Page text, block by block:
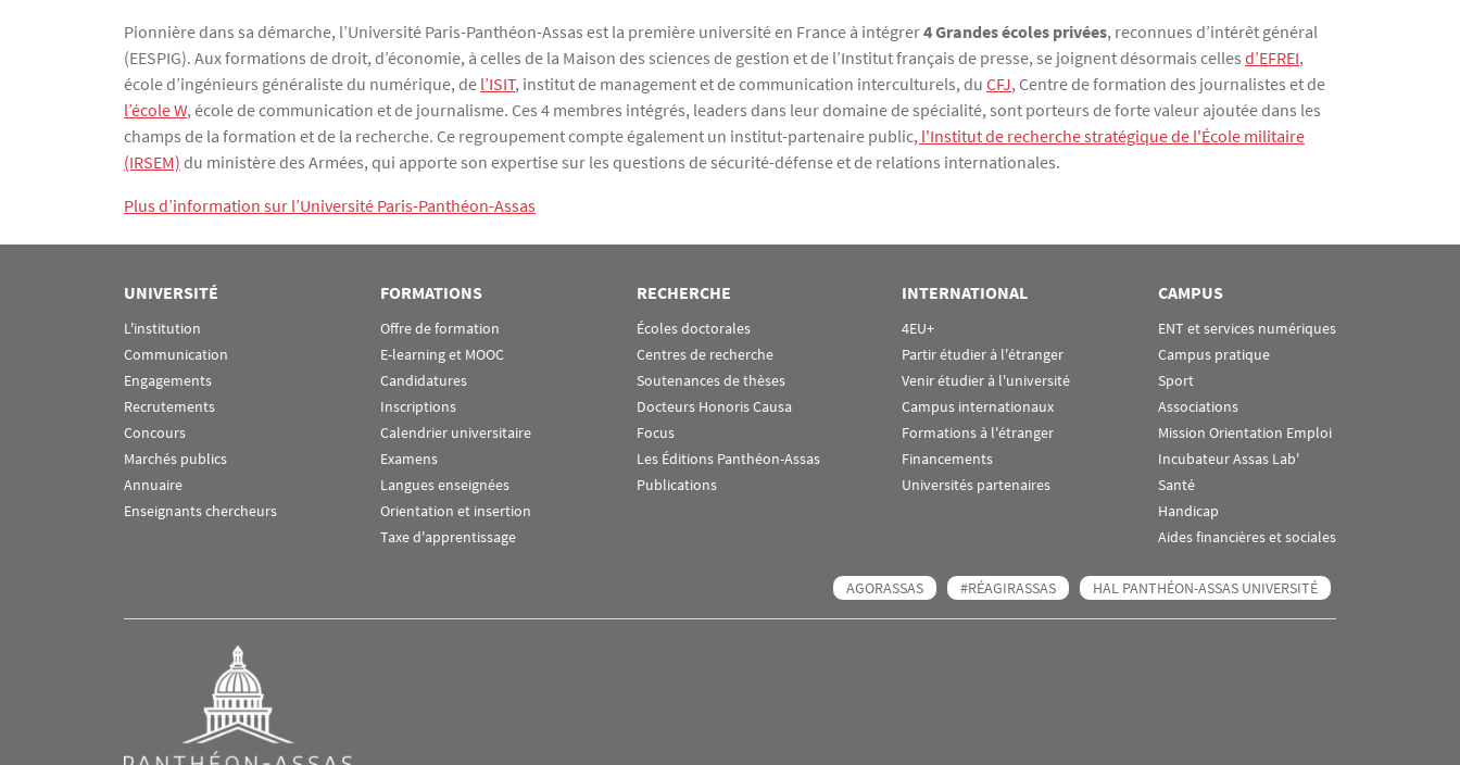
Pionnière dans sa démarche, l’Université Paris-Panthéon-Assas est la première université en France à intégrer4 Grandes écoles privées, reconnues d’intérêt général
(EESPIG). Aux formations de droit, d’économie, à celles de la Maison des sciences de gestion et de l’Institut français de presse, se joignent désormais celles d’EFREI,
école d’ingénieurs généraliste du numérique, de l’ISIT, institut de management et de communication interculturels, du CFJ, Centre de formation des journalistes et de
l’école W, école de communication et de journalisme. Ces 4 membres intégrés, leaders dans leur domaine de spécialité, sont porteurs de forte valeur ajoutée dans les
champs de la formation et de la recherche. Ce regroupement compte également un institut-partenaire public, l'Institut de recherche stratégique de l'École militaire
(IRSEM) du ministère des Armées, qui apporte son expertise sur les questions de sécurité-défense et de relations internationales.
Plus d’information sur l’Université Paris-Panthéon-Assas
UNIVERSITÉ
L'institution
Communication
Engagements
Recrutements
Concours
Marchés publics
Annuaire
Enseignants chercheurs
FORMATIONS
Offre de formation
E-learning et MOOC
Candidatures
Inscriptions
Calendrier universitaire
Examens
Langues enseignées
Orientation et insertion
Taxe d'apprentissage
RECHERCHE
Écoles doctorales
Centres de recherche
Soutenances de thèses
Docteurs Honoris Causa
Focus
Les Éditions Panthéon-Assas
Publications
INTERNATIONAL
4EU+
Partir étudier à l'étranger
Venir étudier à l'université
Campus internationaux
Formations à l'étranger
Financements
Universités partenaires
CAMPUS
ENT et services numériques
Campus pratique
Sport
Associations
Mission Orientation Emploi
Incubateur Assas Lab'
Santé
Handicap
Aides financières et sociales
AGORASSAS #RÉAGIRASSAS HAL PANTHÉON-ASSAS UNIVERSITÉ